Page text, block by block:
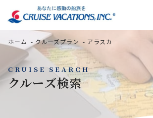
CRUISE SEARCH
クルーズ検索
ホーム - クルーズプラン - アラスカ